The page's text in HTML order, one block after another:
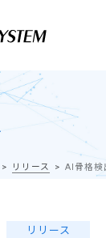
リリース AI骨格検出エンジン「VisionPose
リリース